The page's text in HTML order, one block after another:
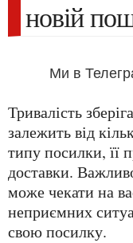
новій
Ми в
Тривалість зберігання посилки на Новій Пошті
залежить від
типу посилки, її
доставки.
може чекати на
неприємних
свою посилку.